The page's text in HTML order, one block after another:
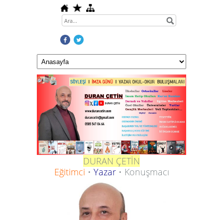
DURAN ÇETİN
Eğitimci • Yazar • Konuşmacı